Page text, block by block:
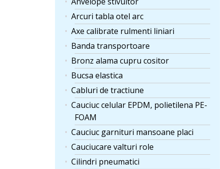
Arcuri tabla otel arc
Axe calibrate rulmenti liniari
Banda transportoare
Bronz alama cupru cositor
Bucsa elastica
Cabluri de tractiune
Cauciuc celular EPDM, polietilena PE-
FOAM
Cauciuc garnituri mansoane placi
Cauciucare valturi role
Cilindri pneumatici